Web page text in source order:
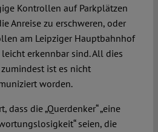
Kontrollen auf Parkplätzen
Anreise zu erschweren, oder
am Leipziger Hauptbahnhof
erkennbar sind. All dies
ist es nicht
worden.
dass die „Querdenker“ „eine
seien, die